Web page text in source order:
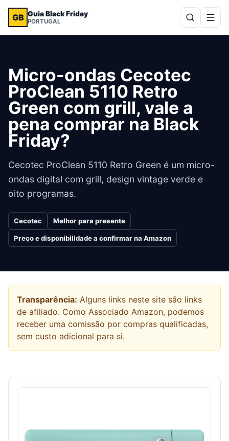
GB Guia Black Friday
PORTUGAL
Micro-ondas Cecotec
ProClean 5110 Retro
Green com grill, vale a
pena comprar na Black
Friday?
Cecotec ProClean 5110 Retro Green é um micro-
ondas digital com grill, design vintage verde e
oito programas.
Cecotec Melhor para presente
Preço e disponibilidade a confirmar na Amazon
Transparência: Alguns links neste site são links
de afiliado. Como Associado Amazon, podemos
receber uma comissão por compras qualificadas,
sem custo adicional para si.